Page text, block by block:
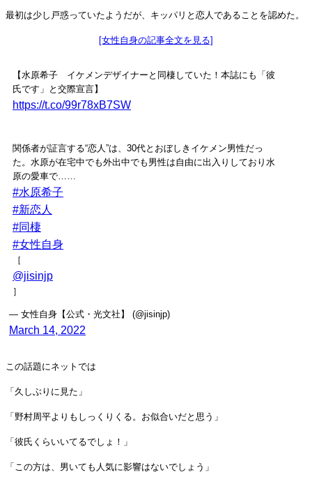
最初は少し戸惑っていたようだが、キッパリと恋人であることを認めた。
[女性自身の記事全文を見る]
【水原希子 イケメンデザイナーと同棲していた！本誌にも「彼
氏です」と交際宣言】
https://t.co/99r78xB7SW
関係者が証言する“恋人”は、30代とおぼしきイケメン男性だっ
た。水原が在宅中でも外出中でも男性は自由に出入りしており水
原の愛車で……
#水原希子
#新恋人
#同棲
#女性自身
［
@jisinjp
］
— 女性自身【公式・光文社】 (@jisinjp)
March 14, 2022
この話題にネットでは
「久しぶりに見た」
「野村周平よりもしっくりくる。お似合いだと思う」
「彼氏くらいいてるでしょ！」
「この方は、男いても人気に影響はないでしょう」